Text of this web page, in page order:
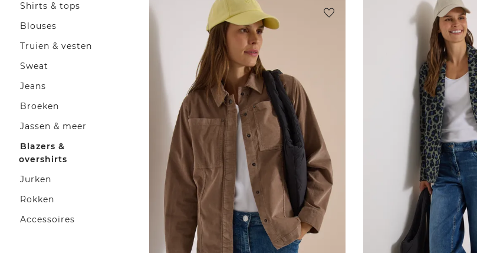
Shirts & tops
Blouses
Truien & vesten
Sweat
Jeans
Broeken
Jassen & meer
Blazers &
overshirts
Jurken
Rokken
Accessoires